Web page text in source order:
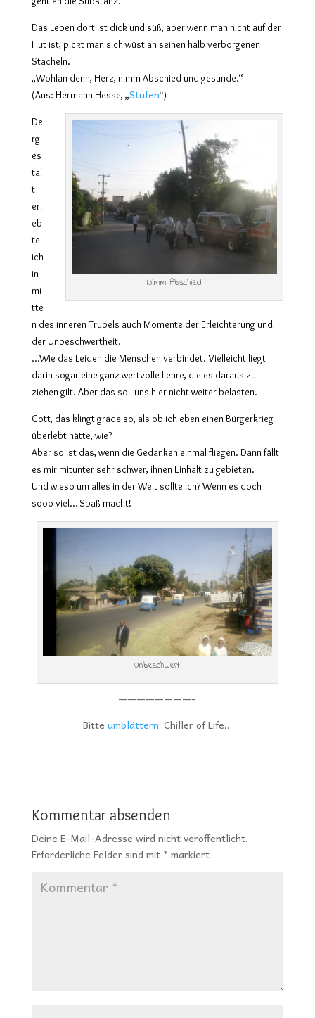
Das Leben dort ist dick und süß, aber wenn man nicht auf der
Hut ist, pickt man sich wüst an seinen halb verborgenen
Stacheln.
„Wohlan denn, Herz, nimm Abschied und gesunde.“
(Aus: Hermann Hesse, „Stufen“)
Nimm Abschied
De
rg
es
tal
t
erl
eb
te
ich
in
mi
tte
n des inneren Trubels auch Momente der Erleichterung und
der Unbeschwertheit.
…Wie das Leiden die Menschen verbindet. Vielleicht liegt
darin sogar eine ganz wertvolle Lehre, die es daraus zu
ziehen gilt. Aber das soll uns hier nicht weiter belasten.
Gott, das klingt grade so, als ob ich eben einen Bürgerkrieg
überlebt hätte, wie?
Aber so ist das, wenn die Gedanken einmal fliegen. Dann fällt
es mir mitunter sehr schwer, ihnen Einhalt zu gebieten.
Und wieso um alles in der Welt sollte ich? Wenn es doch
sooo viel… Spaß macht!
Unbeschwert
————————-
Bitte umblättern: Chiller of Life…
Kommentar absenden
Deine E-Mail-Adresse wird nicht veröffentlicht.
Erforderliche Felder sind mit * markiert